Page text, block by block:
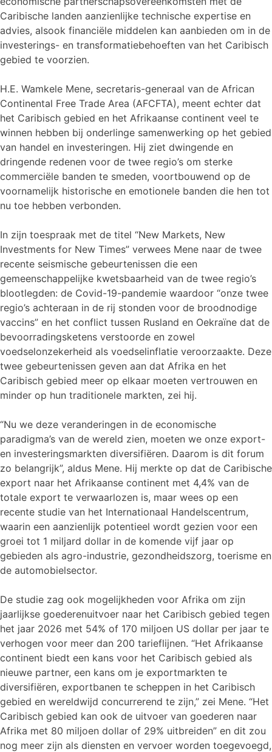
Caribische landen aanzienlijke technische expertise en
advies, alsook financiële middelen kan aanbieden om in de
investerings- en transformatiebehoeften van het Caribisch
gebied te voorzien.
H.E. Wamkele Mene, secretaris-generaal van de African
Continental Free Trade Area (AFCFTA), meent echter dat
het Caribisch gebied en het Afrikaanse continent veel te
winnen hebben bij onderlinge samenwerking op het gebied
van handel en investeringen. Hij ziet dwingende en
dringende redenen voor de twee regio’s om sterke
commerciële banden te smeden, voortbouwend op de
voornamelijk historische en emotionele banden die hen tot
nu toe hebben verbonden.
In zijn toespraak met de titel “New Markets, New
Investments for New Times” verwees Mene naar de twee
recente seismische gebeurtenissen die een
gemeenschappelijke kwetsbaarheid van de twee regio’s
blootlegden: de Covid-19-pandemie waardoor “onze twee
regio’s achteraan in de rij stonden voor de broodnodige
vaccins” en het conflict tussen Rusland en Oekraïne dat de
bevoorradingsketens verstoorde en zowel
voedselonzekerheid als voedselinflatie veroorzaakte. Deze
twee gebeurtenissen geven aan dat Afrika en het
Caribisch gebied meer op elkaar moeten vertrouwen en
minder op hun traditionele markten, zei hij.
“Nu we deze veranderingen in de economische
paradigma’s van de wereld zien, moeten we onze export-
en investeringsmarkten diversifiëren. Daarom is dit forum
zo belangrijk”, aldus Mene. Hij merkte op dat de Caribische
export naar het Afrikaanse continent met 4,4% van de
totale export te verwaarlozen is, maar wees op een
recente studie van het Internationaal Handelscentrum,
waarin een aanzienlijk potentieel wordt gezien voor een
groei tot 1 miljard dollar in de komende vijf jaar op
gebieden als agro-industrie, gezondheidszorg, toerisme en
de automobielsector.
De studie zag ook mogelijkheden voor Afrika om zijn
jaarlijkse goederenuitvoer naar het Caribisch gebied tegen
het jaar 2026 met 54% of 170 miljoen US dollar per jaar te
verhogen voor meer dan 200 tarieflijnen. “Het Afrikaanse
continent biedt een kans voor het Caribisch gebied als
nieuwe partner, een kans om je exportmarkten te
diversifiëren, exportbanen te scheppen in het Caribisch
gebied en wereldwijd concurrerend te zijn,” zei Mene. “Het
Caribisch gebied kan ook de uitvoer van goederen naar
Afrika met 80 miljoen dollar of 29% uitbreiden” en dit zou
nog meer zijn als diensten en vervoer worden toegevoegd,